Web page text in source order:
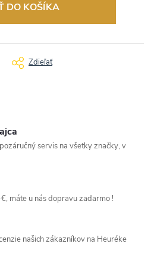
DO KOŠÍKA
Zdieľať
servis na všetky značky, v
máte u nás dopravu zadarmo !
našich zákazníkov na Heuréke